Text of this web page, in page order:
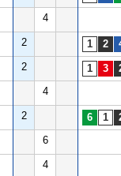
4
2
2
4
2
6
4